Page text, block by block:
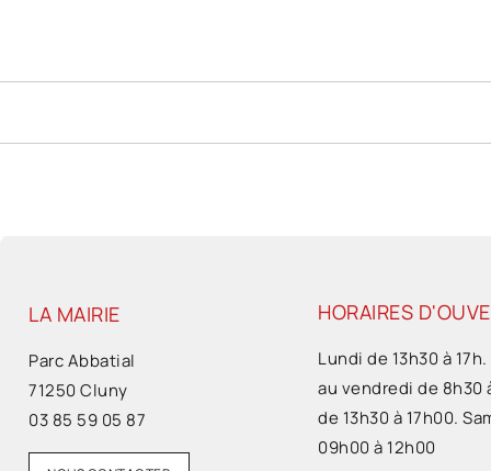
LA MAIRIE
Parc Abbatial
71250 Cluny
03 85 59 05 87
HORAIRES
Lundi de 13h30 à
au vendredi de 8h30
de 13h30 à 17h00.
09h00 à 12h00